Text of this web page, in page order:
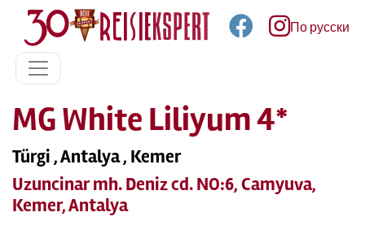
По русски
MG White Liliyum 4*
Türgi , Antalya , Kemer
Uzuncinar mh. Deniz cd. NO:6, Camyuva,
Kemer, Antalya